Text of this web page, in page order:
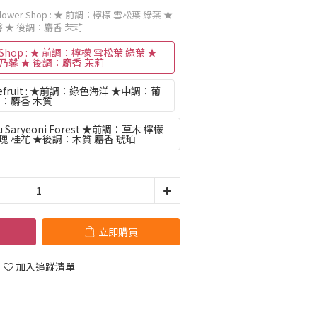
Shop : ★ 前調：檸檬 雪松葉 綠葉 ★
★ 後調：麝香 茉莉
: ★ 前調：檸檬 雪松葉 綠葉 ★
馨 ★ 後調：麝香 茉莉
: ★前調：綠色海洋 ★中調：葡
麝香 木質
Saryeoni Forest ★前調：草木 檸檬
桂花 ★後調：木質 麝香 琥珀
立即購買
加入追蹤清單